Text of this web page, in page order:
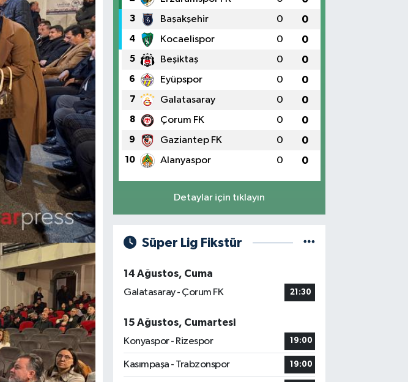
3 Başakşehir 0 0
4 Kocaelispor 0 0
5 Beşiktaş 0 0
6 Eyüpspor 0 0
7 Galatasaray 0 0
8 Çorum FK 0 0
9 Gaziantep FK 0 0
10 Alanyaspor 0 0
Detaylar için tıklayın
Süper Lig Fikstür
14 Ağustos, Cuma
Galatasaray - Çorum FK
21:30
15 Ağustos, Cumartesi
Konyaspor - Rizespor
19:00
Kasımpaşa - Trabzonspor 19:00